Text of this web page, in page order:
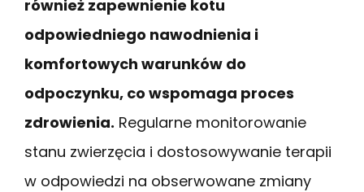
również zapewnienie kotu
odpowiedniego nawodnienia i
komfortowych warunków do
odpoczynku, co wspomaga proces
zdrowienia. Regularne monitorowanie
stanu zwierzęcia i dostosowywanie terapii
w odpowiedzi na obserwowane zmiany